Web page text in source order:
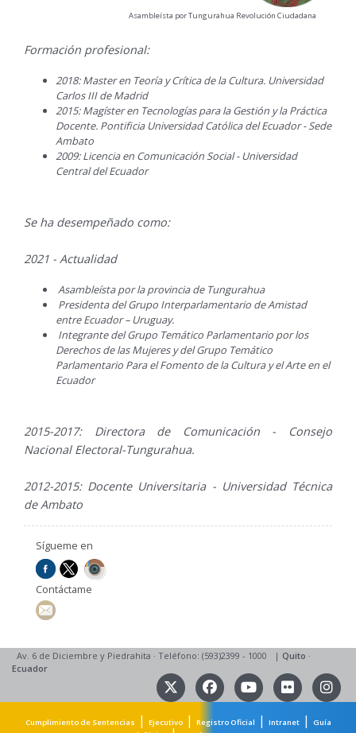
Asambleísta por Tungurahua Revolución Ciudadana
Formación profesional:
2018: Master en Teoría y Crítica de la Cultura. Universidad
Carlos III de Madrid
2015: Magíster en Tecnologías para la Gestión y la Práctica
Docente. Pontificia Universidad Católica del Ecuador - Sede
Ambato
2009: Licencia en Comunicación Social - Universidad
Central del Ecuador
Se ha desempeñado como:
2021 - Actualidad
Asambleísta por la provincia de Tungurahua
Presidenta del Grupo Interparlamentario de Amistad
entre Ecuador – Uruguay.
Integrante del Grupo Temático Parlamentario por los
Derechos de las Mujeres y del Grupo Temático
Parlamentario Para el Fomento de la Cultura y el Arte en el
Ecuador
2015-2017: Directora de Comunicación - Consejo
Nacional Electoral-Tungurahua.
2012-2015: Docente Universitaria - Universidad Técnica
de Ambato
Sígueme en
Contáctame
Av. 6 de Diciembre y Piedrahita · Teléfono: (593)2399 - 1000 | Quito ·
Ecuador
Cumplimiento de Sentencias | Ejecutivo| Registro Oficial | Intranet|
Guía